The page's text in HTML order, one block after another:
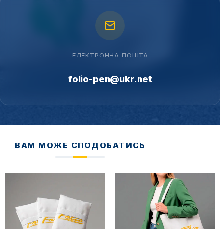
ЕЛЕКТРОННА ПОШТА
folio-pen@ukr.net
ВАМ МОЖЕ СПОДОБАТИСЬ